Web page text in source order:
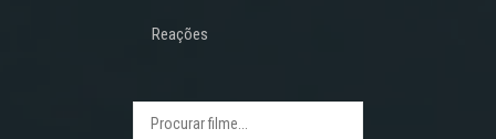
Reações